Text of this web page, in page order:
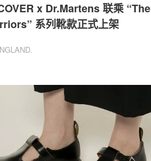
x Dr.Martens 联乘 “The
系列靴款正式上架